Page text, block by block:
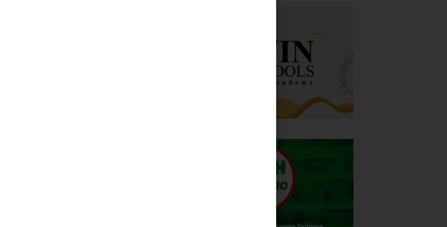
del Tribunal.
integración en Fuente Palmera,
ámbito policial.
de Linares, provincia de Jaén. Su
sus estudios de Bachillerato de
en Jaén en octubre del año
2014 no pudo empezar a opositar,
trayectoria presentándose en más de
tan solo décimas, en varios
la Real, Íllora, Belalcázar… A pesar
septiembre del año 2017, en el que
el número uno en La Colonia de